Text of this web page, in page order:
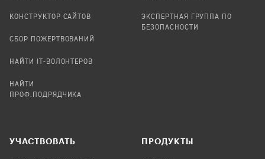
КОНСТРУКТОР САЙТОВ
СБОР ПОЖЕРТВОВАНИЙ
НАЙТИ IT-ВОЛОНТЕРОВ
НАЙТИ
ПРОФ.ПОДРЯДЧИКА
ЭКСПЕРТНАЯ ГРУППА ПО
БЕЗОПАСНОСТИ
УЧАСТВОВАТЬ ПРОДУКТЫ